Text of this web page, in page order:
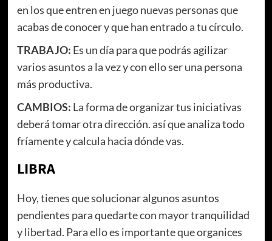
en los que entren en juego nuevas personas que
acabas de conocer y que han entrado a tu círculo.
TRABAJO: Es un día para que podrás agilizar
varios asuntos a la vez y con ello ser una persona
más productiva.
CAMBIOS: La forma de organizar tus iniciativas
deberá tomar otra dirección. así que analiza todo
fríamente y calcula hacia dónde vas.
LIBRA
Hoy, tienes que solucionar algunos asuntos
pendientes para quedarte con mayor tranquilidad
y libertad. Para ello es importante que organices